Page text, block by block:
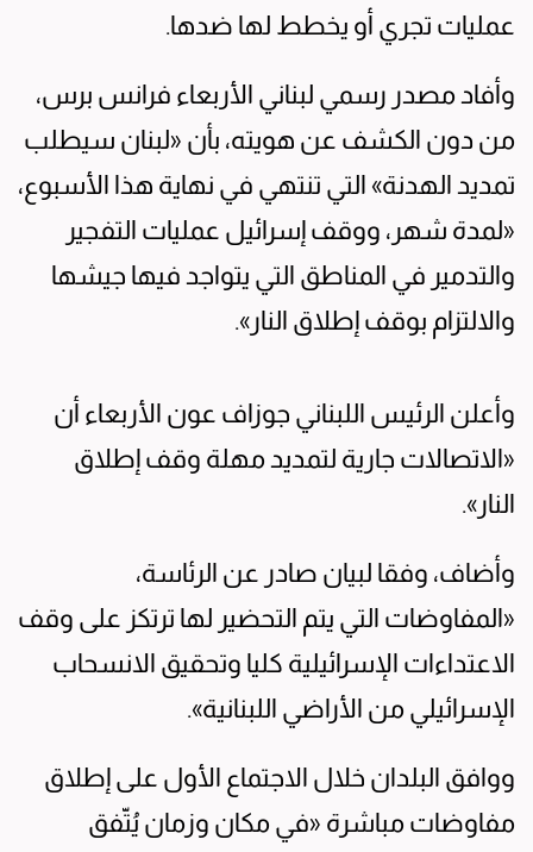
عمليات تجري أو يخطط لها ضدها.
وأفاد مصدر رسمي لبناني الأربعاء فرانس برس،
من دون الكشف عن هويته، بأن «لبنان سيطلب
تمديد الهدنة» التي تنتهي في نهاية هذا الأسبوع،
«لمدة شهر، ووقف إسرائيل عمليات التفجير
والتدمير في المناطق التي يتواجد فيها جيشها
والالتزام بوقف إطلاق النار».
وأعلن الرئيس اللبناني جوزاف عون الأربعاء أن
«الاتصالات جارية لتمديد مهلة وقف إطلاق
النار».
وأضاف، وفقا لبيان صادر عن الرئاسة،
«المفاوضات التي يتم التحضير لها ترتكز على وقف
الاعتداءات الإسرائيلية كليا وتحقيق الانسحاب
الإسرائيلي من الأراضي اللبنانية».
ووافق البلدان خلال الاجتماع الأول على إطلاق
مفاوضات مباشرة «في مكان وزمان يُتّفق